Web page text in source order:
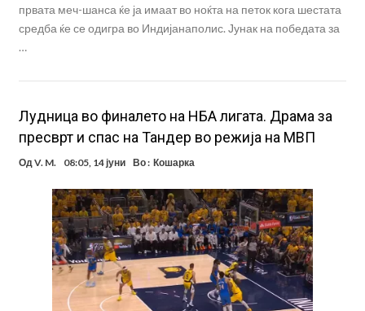
првата меч-шанса ќе ја имаат во ноќта на петок кога шестата
средба ќе се одигра во Индијанаполис. Јунак на победата за
…
Лудница во финалето на НБА лигата. Драма за
пресврт и спас на Тандер во режија на МВП
ОдV. M. 08:05, 14 јуни Во : Кошарка